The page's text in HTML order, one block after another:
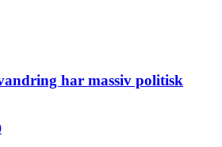
har massiv politisk